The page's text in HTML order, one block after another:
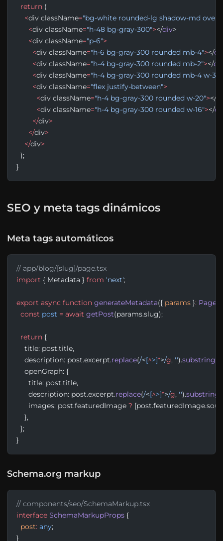
  return
(
    <
div className="bg-white rounded-lg shadow-md
      <
div className="h-48 bg-gray-300"></div>
      <
div className="p-6">
        <
div className="h-6 bg-gray-300 rounded mb-4"></
        <
div className="h-4 bg-gray-300 rounded mb-2"></
        <
div className="h-4 bg-gray-300 rounded mb-4 w-3/
        <
div className="flex justify-between">
          <
div className="h-4 bg-gray-300 rounded w-20"></
          <
div className="h-4 bg-gray-300 rounded w-16"></
        </
div>
      </
div>
    </
div>
  );
}
SEO y meta tags dinámicos
Meta tags automáticos
// app/blog/[slug]/page.tsx
import { Metadata } from 'next';
export async function generateMetadata({ params }:
  const
post = await getPost(params.slug);
  return
{
    title: post.title,
    description: post.excerpt.
replace(/<[^>]*>/g, '').substring
    openGraph: {
      title: post.title,
      description: post.excerpt.
replace(/<[^>]*>/g, '').substring
      images: post.featuredImage
?
    },
  };
}
Schema.org markup
// components/seo/SchemaMarkup.tsx
interface SchemaMarkupProps {
  post
: any;
}